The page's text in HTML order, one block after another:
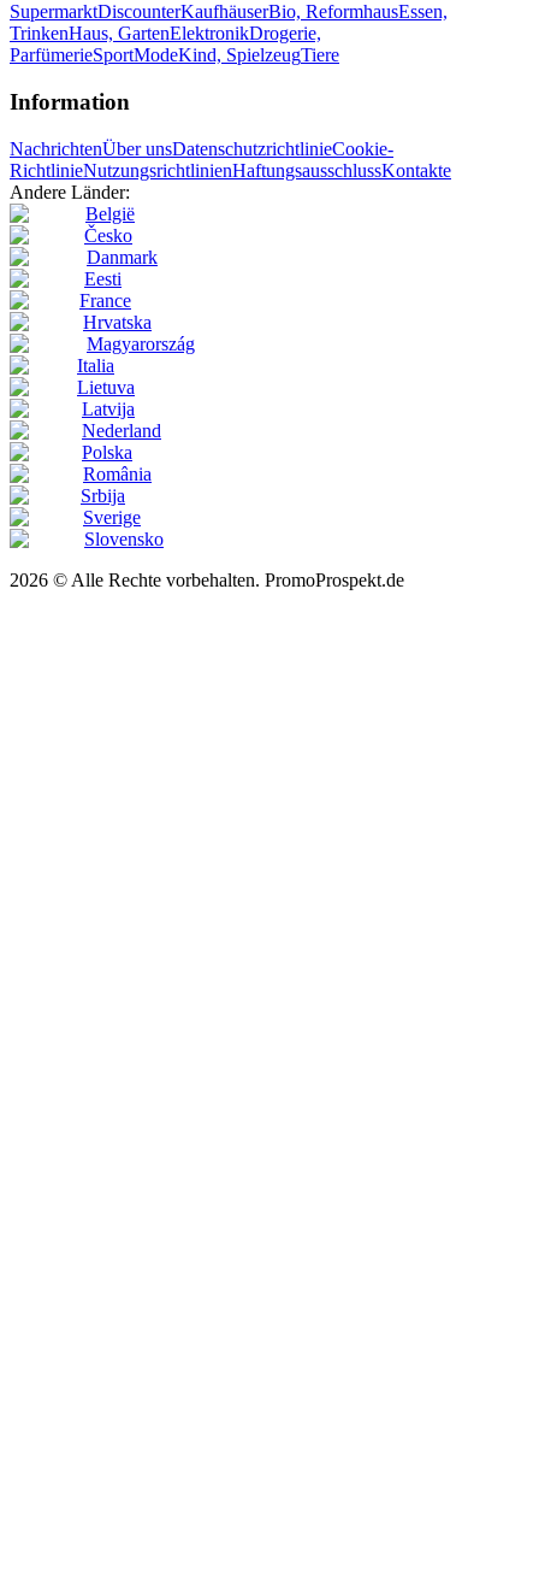
SupermarktDiscounterKaufhäuserBio, ReformhausEssen,
TrinkenHaus, GartenElektronikDrogerie,
ParfümerieSportModeKind, SpielzeugTiere
Information
NachrichtenÜber unsDatenschutzrichtlinieCookie-
RichtlinieNutzungsrichtlinienHaftungsausschlussKontakte
Andere Länder:
België
Česko
Danmark
Eesti
France
Hrvatska
Magyarország
Italia
Lietuva
Latvija
Nederland
Polska
România
Srbija
Sverige
Slovensko
2026 © Alle Rechte vorbehalten. PromoProspekt.de